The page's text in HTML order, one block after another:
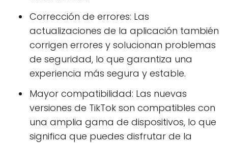
Corrección de errores: Las
actualizaciones de la aplicación también
corrigen errores y solucionan problemas
de seguridad, lo que garantiza una
experiencia más segura y estable.
Mayor compatibilidad: Las nuevas
versiones de TikTok son compatibles con
una amplia gama de dispositivos, lo que
significa que puedes disfrutar de la